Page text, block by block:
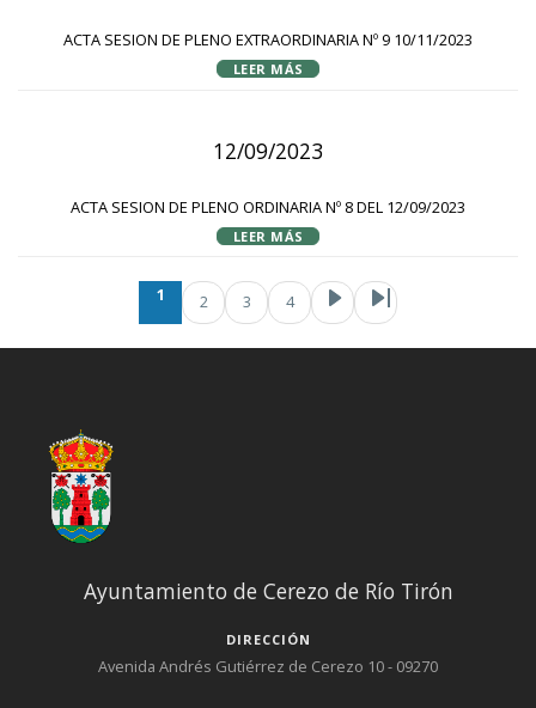
ACTA SESION DE PLENO EXTRAORDINARIA Nº 9 10/11/2023
LEER MÁS
12/09/2023
ACTA SESION DE PLENO ORDINARIA Nº 8 DEL 12/09/2023
LEER MÁS
PaginaciónPágina actual
1 2 3 4
Ayuntamiento de Cerezo de Río Tirón
DIRECCIÓN
Avenida Andrés Gutiérrez de Cerezo 10 - 09270